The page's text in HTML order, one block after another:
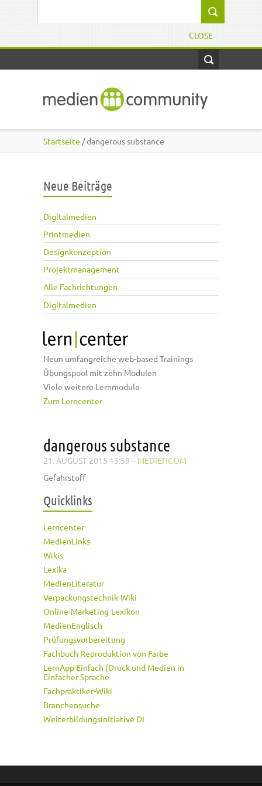
CLOSE
Startseite / dangerous substance
Neue Beiträge
Digitalmedien
Printmedien
Designkonzeption
Projektmanagement
Alle Fachrichtungen
Digitalmedien
Neun umfangreiche web-based Trainings
Übungspool mit zehn Modulen
Viele weitere Lernmodule
Zum Lerncenter
dangerous substance
21. AUGUST 2015 13:59 – MEDIENCOM
Gefahrstoff
Quicklinks
Lerncenter
MedienLinks
Wikis
Lexika
MedienLiteratur
Verpackungstechnik-Wiki
Online-Marketing-Lexikon
MedienEnglisch
Prüfungsvorbereitung
Fachbuch Reproduktion von Farbe
LernApp Einfach (Druck und Medien in
Einfacher Sprache
Fachpraktiker-Wiki
Branchensuche
Weiterbildungsinitiative DI